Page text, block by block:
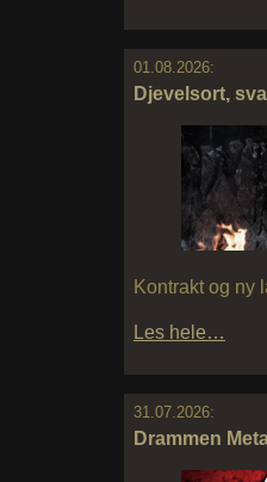
01.08.2026:
Djevelsort,
Kontrakt og ny
Les hele…
31.07.2026:
Drammen